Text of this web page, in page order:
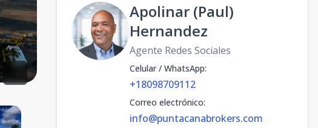
Apolinar (Paul)
Hernandez
Agente Redes Sociales
Celular / WhatsApp:
+18098709112
Correo electrónico:
info@puntacanabrokers.com